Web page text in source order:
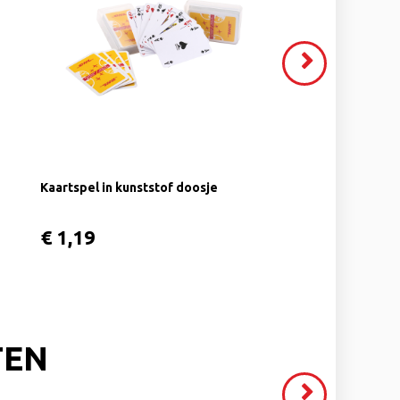
Kaartspel in kunststof doosje
€ 1,19
VOLGENDE
Volgende